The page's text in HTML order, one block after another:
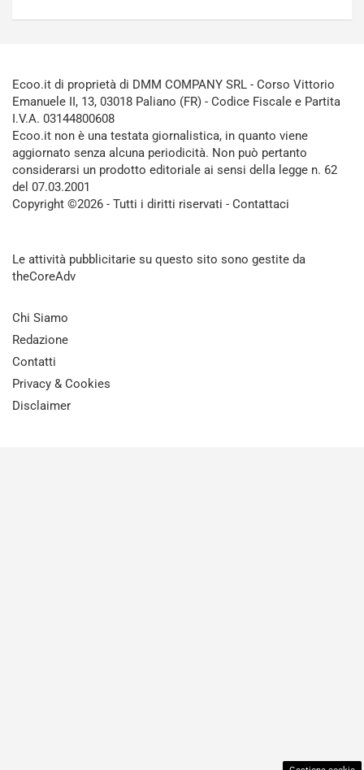
Ecoo.it di proprietà di DMM COMPANY SRL - Corso Vittorio
Emanuele II, 13, 03018 Paliano (FR) - Codice Fiscale e Partita
I.V.A. 03144800608
Ecoo.it non è una testata giornalistica, in quanto viene
aggiornato senza alcuna periodicità. Non può pertanto
considerarsi un prodotto editoriale ai sensi della legge n. 62
del 07.03.2001
Copyright ©2026 - Tutti i diritti riservati - Contattaci
Le attività pubblicitarie su questo sito sono gestite da
theCoreAdv
Chi Siamo
Redazione
Contatti
Privacy & Cookies
Disclaimer